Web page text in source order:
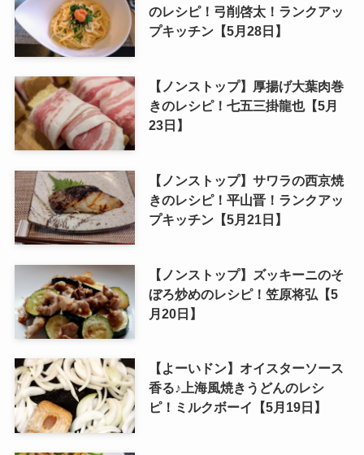
のレシピ！弓削啓太！ランクアッ
プキッチン【5月28日】
【ノンストップ】厚揚げ大葉肉巻
きのレシピ！七五三掛龍也【5月
23日】
【ノンストップ】サワラの西京焼
きのレシピ！平山晋！ランクアッ
プキッチン【5月21日】
【ノンストップ】ズッキーニのそ
ぼろ炒めのレシピ！笠原将弘【5
月20日】
【よーいドン】オイスターソース
香る♪上海風焼きうどんのレシ
ピ！ミルクボーイ【5月19日】